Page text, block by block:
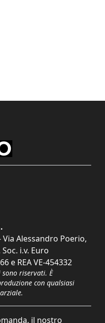
Alessandro Poerio,
i.v. Euro
e REA VE-454332
riservati. È
con qualsiasi
il nostro